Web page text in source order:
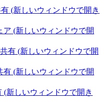
(新しいウィンドウで開き
ア (新しいウィンドウで開
有 (新しいウィンドウで開
有 (新しいウィンドウで開
(新しいウィンドウで開き